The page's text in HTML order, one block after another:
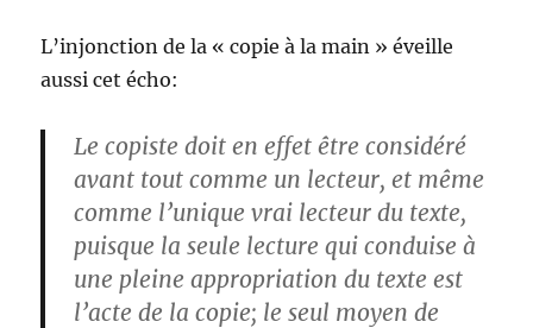
L’injonction de la « copie à la main » éveille
aussi cet écho:
Le copiste doit en effet être considéré
avant tout comme un lecteur, et même
comme l’unique vrai lecteur du texte,
puisque la seule lecture qui conduise à
une pleine appropriation du texte est
l’acte de la copie; le seul moyen de